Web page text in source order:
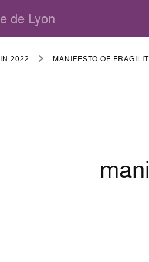
de Lyon
2022 MANIFESTO OF